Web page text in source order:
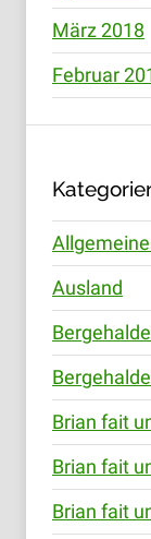
März 2018
Februar
Ausland
Brian fait
Brian fait
Brian fait